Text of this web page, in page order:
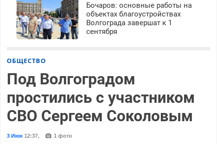
Набережная День Победы Реконструкция ЦПКиО
80-летие Победы Парк Героев-летчиков
Бочаров: основные работы на
объектах благоустройствах
Волгограда завершат к 1
сентября
ОБЩЕСТВО
Под Волгоградом
простились с участником
СВО Сергеем Соколовым
3 Июн 12:37, 1 фото